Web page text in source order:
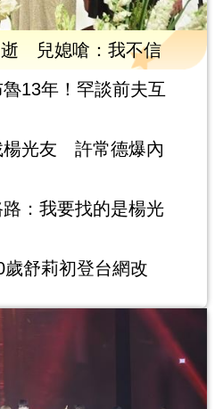
逝 兒媳嗆：我不信
13年！罕談前夫互
楊光友 許常德爆內
：我要找的是楊光
舒莉初登台網改